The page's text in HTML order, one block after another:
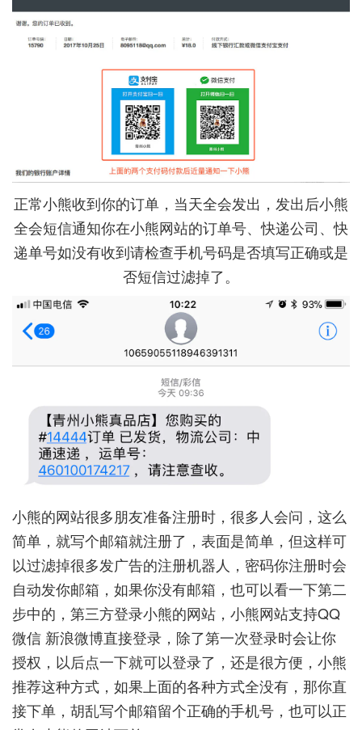
正常小熊收到你的订单，当天全会发出，发出后小熊
全会短信通知你在小熊网站的订单号、快递公司、快
递单号如没有收到请检查手机号码是否填写正确或是
否短信过滤掉了。
小熊的网站很多朋友准备注册时，很多人会问，这么
简单，就写个邮箱就注册了，表面是简单，但这样可
以过滤掉很多发广告的注册机器人，密码你注册时会
自动发你邮箱，如果你没有邮箱，也可以看一下第二
步中的，第三方登录小熊的网站，小熊网站支持QQ
微信 新浪微博直接登录，除了第一次登录时会让你
授权，以后点一下就可以登录了，还是很方便，小熊
推荐这种方式，如果上面的各种方式全没有，那你直
接下单，胡乱写个邮箱留个正确的手机号，也可以正